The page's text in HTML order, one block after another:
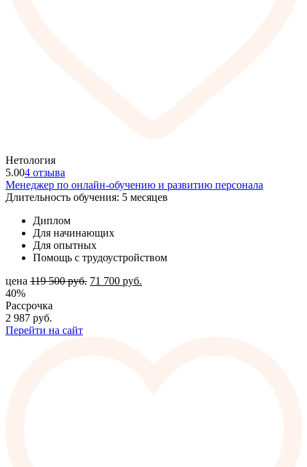
Нетология
5.004 отзыва
Менеджер по онлайн-обучению и развитию персонала
Длительность обучения: 5 месяцев
Диплом
Для начинающих
Для опытных
Помощь с трудоустройством
цена 119 500руб. 71 700 руб.
40%
Рассрочка
2 987 руб.
Перейти на сайт